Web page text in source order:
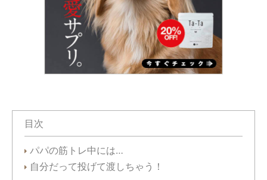
目次
パパの筋トレ中には…
自分だって投げて渡しちゃう！